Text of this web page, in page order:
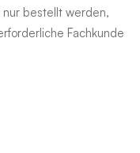
bestellt werden,
Fachkunde